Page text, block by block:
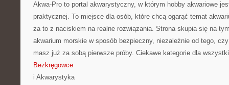
Akwa-Pro to portal akwarystyczny, w którym hobby akwariowe
praktycznej. To miejsce dla osób, które chcą ogarąć temat
za to z naciskiem na realne rozwiązania. Strona skupia się na
akwarium morskie w sposób bezpieczny, niezależnie od tego,
masz już za sobą pierwsze próby. Ciekawe kategorie dla
Bezkręgowce
i Akwarystyka